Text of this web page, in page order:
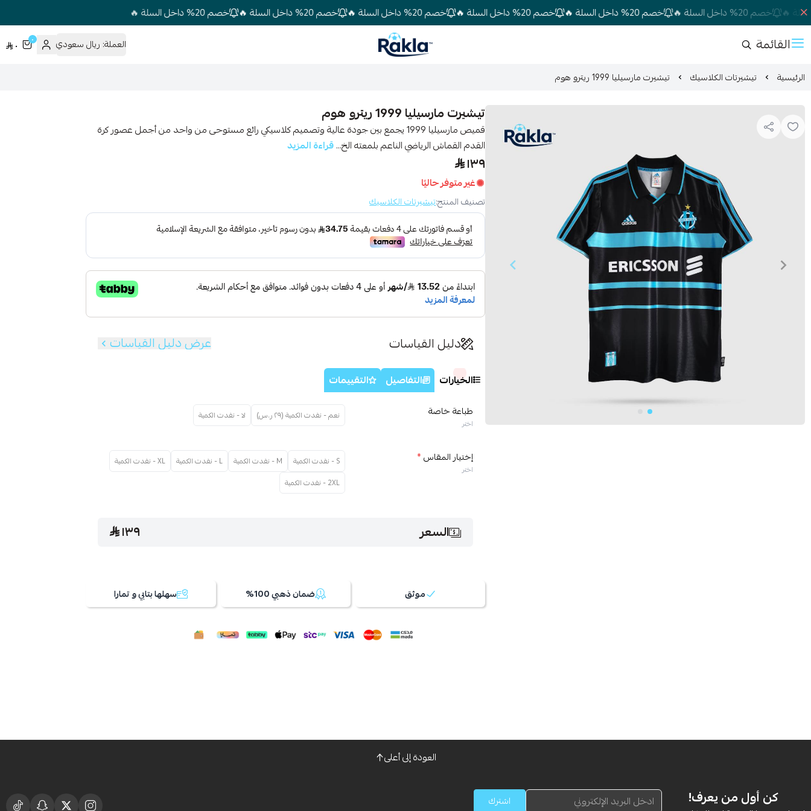
خصم 20% داخل السلة 🔥 خصم 20% داخل السلة 🔥 خصم 20% داخل السلة 🔥 خصم 20% داخل السلة 🔥 خصم 20% داخل السلة 🔥 خصم 20% داخل السلة 🔥
القائمة Rakla العملة: ريال سعودي ٠ ٠
الرئيسية تيشيرتات الكلاسيك تيشيرت مارسيليا 1999 ريترو هوم
تيشيرت مارسيليا 1999 ريترو هوم
قميص مارسيليا 1999 يجمع بين جودة عالية وتصميم كلاسيكي رائع مستوحى من واحد من أجمل عصور كرة
القدم القماش الرياضي الناعم بلمعته الخ...قراءة المزيد
١٣٩
غير متوفر حاليًا
تصنيف المنتج:تيشيرتات الكلاسيك
دليل القياسات عرض دليل القياسات
الخيارات التفاصيل التقييمات
طباعة خاصة
اختر
نعم - نفدت الكمية (٢٩ ر.س) لا - نفدت الكمية
إختيار المقاس*
اختر
S - نفدت الكمية M - نفدت الكمية L - نفدت الكمية
XL - نفدت الكمية
2XL - نفدت الكمية
السعر ١٣٩
موثق ضمان ذهبي 100% سهلها بتابي و تمارا
العودة إلى أعلى
كن أول من يعرف! اشترك